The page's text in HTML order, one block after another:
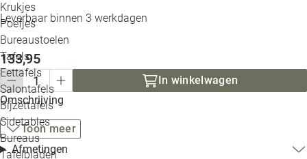
Krukjes
Poefjes
Bureaustoelen
Tafels
Eettafels
Salontafels
Bijzettafels
Sidetables
Bureaus
Tafelbladen
Leverbaar binnen 3 werkdagen
133,95
In winkelwagen
Omschrijving
Toon meer
Afmetingen